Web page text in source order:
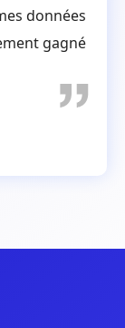
données
gagné